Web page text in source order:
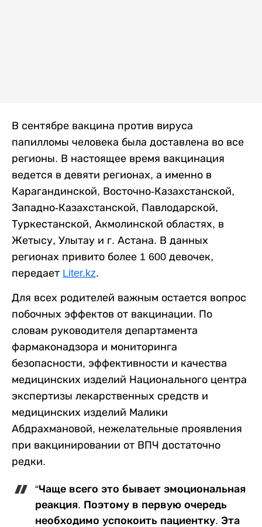
В сентябре вакцина против вируса
папилломы человека была доставлена во все
регионы. В настоящее время вакцинация
ведется в девяти регионах, а именно в
Карагандинской, Восточно-Казахстанской,
Западно-Казахстанской, Павлодарской,
Туркестанской, Акмолинской областях, в
Жетысу, Улытау и г. Астана. В данных
регионах привито более 1 600 девочек,
передает Liter.kz.
Для всех родителей важным остается вопрос
побочных эффектов от вакцинации. По
словам руководителя департамента
фармаконадзора и мониторинга
безопасности, эффективности и качества
медицинских изделий Национального центра
экспертизы лекарственных средств и
медицинских изделий Малики
Абдрахмановой, нежелательные проявления
при вакцинировании от ВПЧ достаточно
редки.
“Чаще всего это бывает эмоциональная
реакция. Поэтому в первую очередь
необходимо успокоить пациентку. Эта